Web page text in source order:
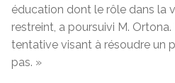
éducation dont le rôle dans la
restreint, a poursuivi M.
tentative visant à résoudre un
pas. »